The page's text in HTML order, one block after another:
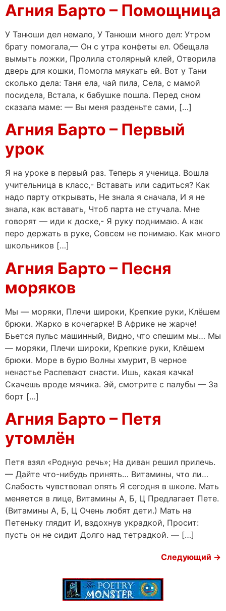
Агния Барто – Помощница
У Танюши дел немало, У Танюши много дел: Утром
брату помогала,— Он с утра конфеты ел. Обещала
вымыть ложки, Пролила столярный клей, Отворила
дверь для кошки, Помогла мяукать ей. Вот у Тани
сколько дела: Таня ела, чай пила, Села, с мамой
посидела, Встала, к бабушке пошла. Перед сном
сказала маме: — Вы меня разденьте сами, […]
Агния Барто – Первый
урок
Я на уроке в первый раз. Теперь я ученица. Вошла
учительница в класс,- Вставать или садиться? Как
надо парту открывать, Не знала я сначала, И я не
знала, как вставать, Чтоб парта не стучала. Мне
говорят — иди к доске,- Я руку поднимаю. А как
перо держать в руке, Совсем не понимаю. Как много
школьников […]
Агния Барто – Песня
моряков
Мы — моряки, Плечи широки, Крепкие руки, Клёшем
брюки. Жарко в кочегарке! В Африке не жарче!
Бьется пульс машинный, Видно, что спешим мы… Мы
— моряки, Плечи широки, Крепкие руки, Клёшем
брюки. Море в бурю Волны хмурит, В черное
ненастье Распевают снасти. Ишь, какая качка!
Скачешь вроде мячика. Эй, смотрите с палубы — За
борт […]
Агния Барто – Петя
утомлён
Петя взял «Родную речь»; На диван решил прилечь.
— Дайте что-нибудь принять… Витамины, что ли…
Слабость чувствовал опять Я сегодня в школе. Мать
меняется в лице, Витамины А, Б, Ц Предлагает Пете.
(Витамины А, Б, Ц Очень любят дети.) Мать на
Петеньку глядит И, вздохнув украдкой, Просит:
пусть он не сидит Долго над тетрадкой. — […]
Следующий →